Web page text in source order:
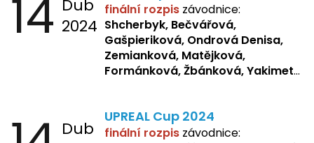
14 Dub
2024
finální rozpis závodnice:
Shcherbyk, Bečvářová,
Gašpieriková, Ondrová Denisa,
Zemianková, Matějková,
Formánková, Žbánková, Yakimets,
Dub
UPREAL Cup 2024
finální rozpis závodnice: